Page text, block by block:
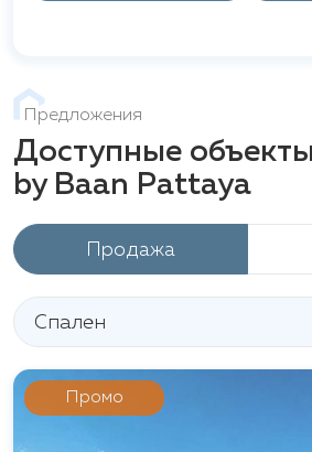
Предложения
Доступные
by Baan Pattaya
Продажа
Спален
Промо